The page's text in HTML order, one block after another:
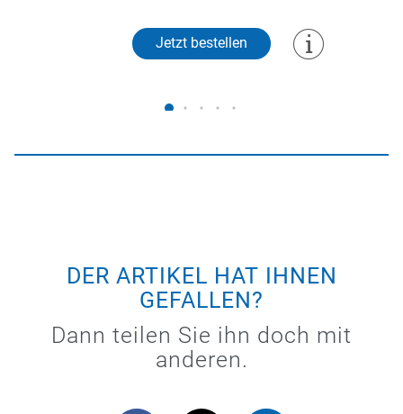
Jetzt bestellen
DER ARTIKEL HAT IHNEN
GEFALLEN?
Dann teilen Sie ihn doch mit
anderen.